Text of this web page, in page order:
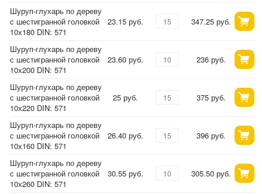
Шуруп-глухарь по дереву
с шестигранной головкой
10х180 DIN: 571
23.15 руб. 347.25 руб.
Шуруп-глухарь по дереву
с шестигранной головкой
10х200 DIN: 571
23.60 руб. 236 руб.
Шуруп-глухарь по дереву
с шестигранной головкой
10х220 DIN: 571
25 руб. 375 руб.
Шуруп-глухарь по дереву
с шестигранной головкой
10х160 DIN: 571
26.40 руб. 396 руб.
Шуруп-глухарь по дереву
с шестигранной головкой
10х260 DIN: 571
30.55 руб. 305.50 руб.